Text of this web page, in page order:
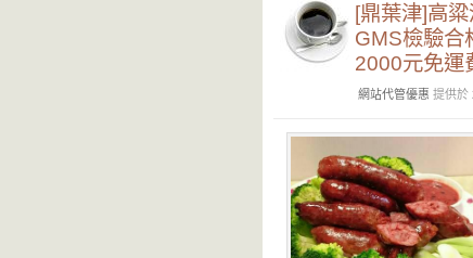
[鼎葉津]高
GMS檢驗合
2000元免運
網站代管優惠 提供於